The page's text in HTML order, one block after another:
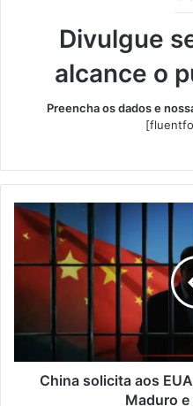
Divulgue
alcance o
Preencha os dados e
China
solicita
EUA
Maduro
China solicita aos
Maduro